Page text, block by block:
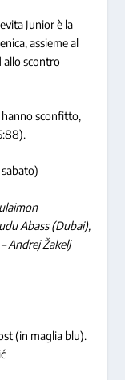
Junior è la
assieme al
allo scontro
hanno sconfitto,
Abass (Dubai),
Andrej Žakelj
(in maglia blu).